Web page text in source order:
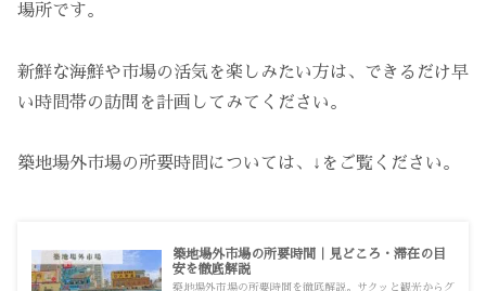
場所です。
新鮮な海鮮や市場の活気を楽しみたい方は、できるだけ早
い時間帯の訪問を計画してみてください。
築地場外市場の所要時間については、↓をご覧ください。
築地場外市場の所要時間｜見どころ・滞在の目
安を徹底解説
築地場外市場の所要時間を徹底解説。サクッと観光からグ